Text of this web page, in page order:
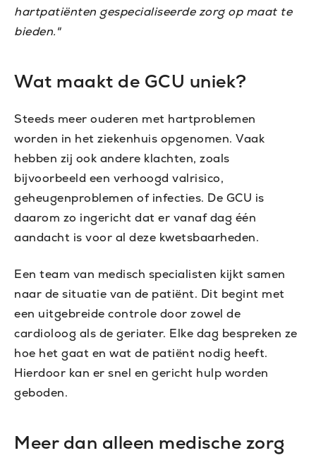
hartpatiënten gespecialiseerde zorg op maat te
bieden."
Wat maakt de GCU uniek?
Steeds meer ouderen met hartproblemen
worden in het ziekenhuis opgenomen. Vaak
hebben zij ook andere klachten, zoals
bijvoorbeeld een verhoogd valrisico,
geheugenproblemen of infecties. De GCU is
daarom zo ingericht dat er vanaf dag één
aandacht is voor al deze kwetsbaarheden.
Een team van medisch specialisten kijkt samen
naar de situatie van de patiënt. Dit begint met
een uitgebreide controle door zowel de
cardioloog als de geriater. Elke dag bespreken ze
hoe het gaat en wat de patiënt nodig heeft.
Hierdoor kan er snel en gericht hulp worden
geboden.
Meer dan alleen medische zorg